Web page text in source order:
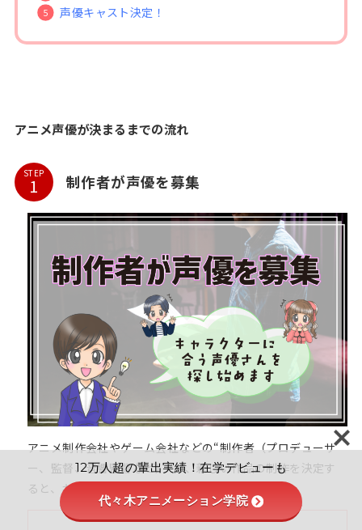
声優キャスト決定！
アニメ声優が決まるまでの流れ
STEP 制作者が声優を募集
アニメ制作会社やゲーム会社などの“制作者（プロデューサ
ー、監督、音響監督など）”が、新しい作品の制作を決定す
ると、キャラクターに合う声優を探し始めます。
12万人超の輩出実績！在学デビューも
代々木アニメーション学院